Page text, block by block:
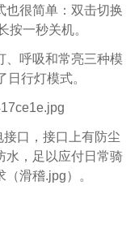
也很简单：双击切换
按一秒关机。
、呼吸和常亮三种模
行灯模式。
口，接口上有防尘
水，足以应付日常骑
滑稽.jpg）。